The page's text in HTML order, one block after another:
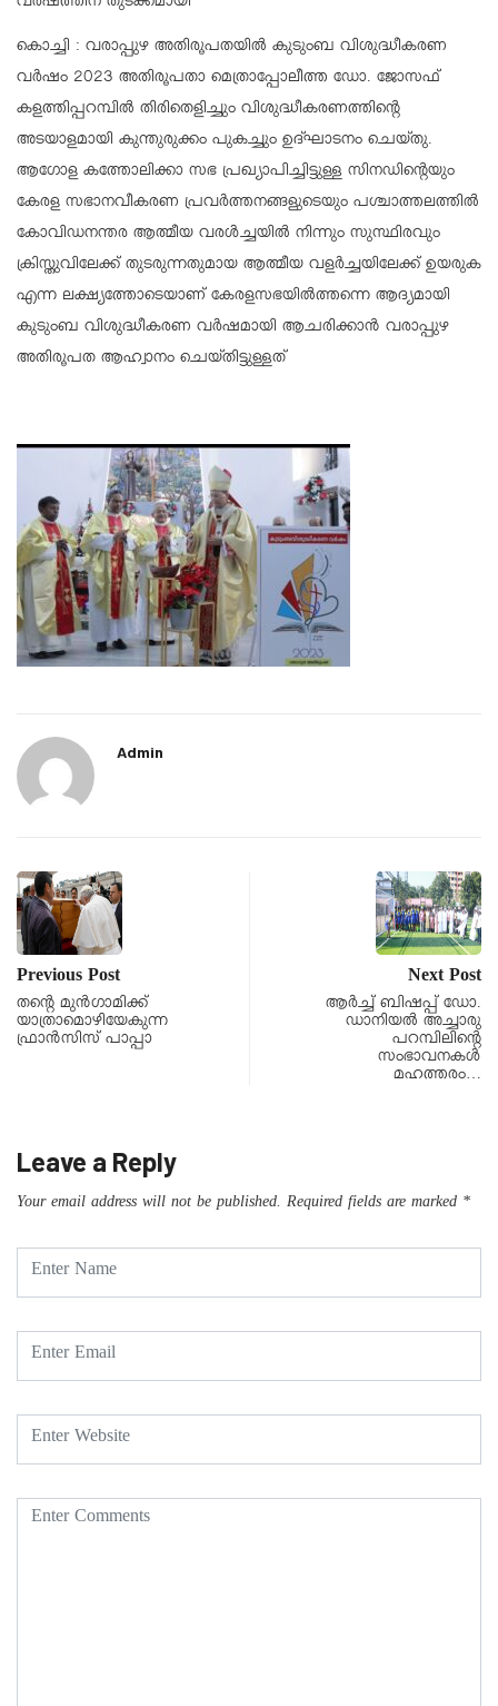
കൊച്ചി : വരാപ്പുഴ അതിരൂപതയിൽ കുടുംബ വിശുദ്ധീകരണ
വർഷം 2023 അതിരൂപതാ മെത്രാപ്പോലീത്ത ഡോ. ജോസഫ്
കളത്തിപ്പറമ്പിൽ തിരിതെളിച്ചും വിശുദ്ധീകരണത്തിന്റെ
അടയാളമായി കുന്തുരുക്കം പുകച്ചും ഉദ്ഘാടനം ചെയ്തു.
ആഗോള കത്തോലിക്കാ സഭ പ്രഖ്യാപിച്ചിട്ടുള്ള സിനഡിന്റെയും
കേരള സഭാനവീകരണ പ്രവർത്തനങ്ങളുടെയും പശ്ചാത്തലത്തിൽ
കോവിഡനന്തര ആത്മീയ വരൾച്ചയിൽ നിന്നും സുസ്ഥിരവും
ക്രിസ്തുവിലേക്ക് തുടരുന്നതുമായ ആത്മീയ വളർച്ചയിലേക്ക് ഉയരുക
എന്ന ലക്ഷ്യത്തോടെയാണ് കേരളസഭയിൽത്തന്നെ ആദ്യമായി
കുടുംബ വിശുദ്ധീകരണ വർഷമായി ആചരിക്കാൻ വരാപ്പുഴ
അതിരൂപത ആഹ്വാനം ചെയ്തിട്ടുള്ളത്
Admin
Previous Post
തന്റെ മുൻഗാമിക്ക്
യാത്രാമൊഴിയേകുന്ന
ഫ്രാൻസിസ് പാപ്പാ
Next Post
ആർച്ച് ബിഷപ്പ് ഡോ.
ഡാനിയൽ അച്ചാരു
പറമ്പിലിന്റെ
സംഭാവനകൾ
മഹത്തരം…
Leave a Reply
Your email address will not be published. Required fields are marked *